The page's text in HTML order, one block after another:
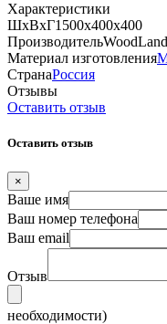
Характеристики
ШхВхГ1500х400х400
ПроизводительWoodLand
Материал изготовления
СтранаРоссия
Отзывы
Оставить отзыв
Оставить отзыв
×
Ваше имя
Ваш номер телефона
Ваш email
Отзыв
необходимости)